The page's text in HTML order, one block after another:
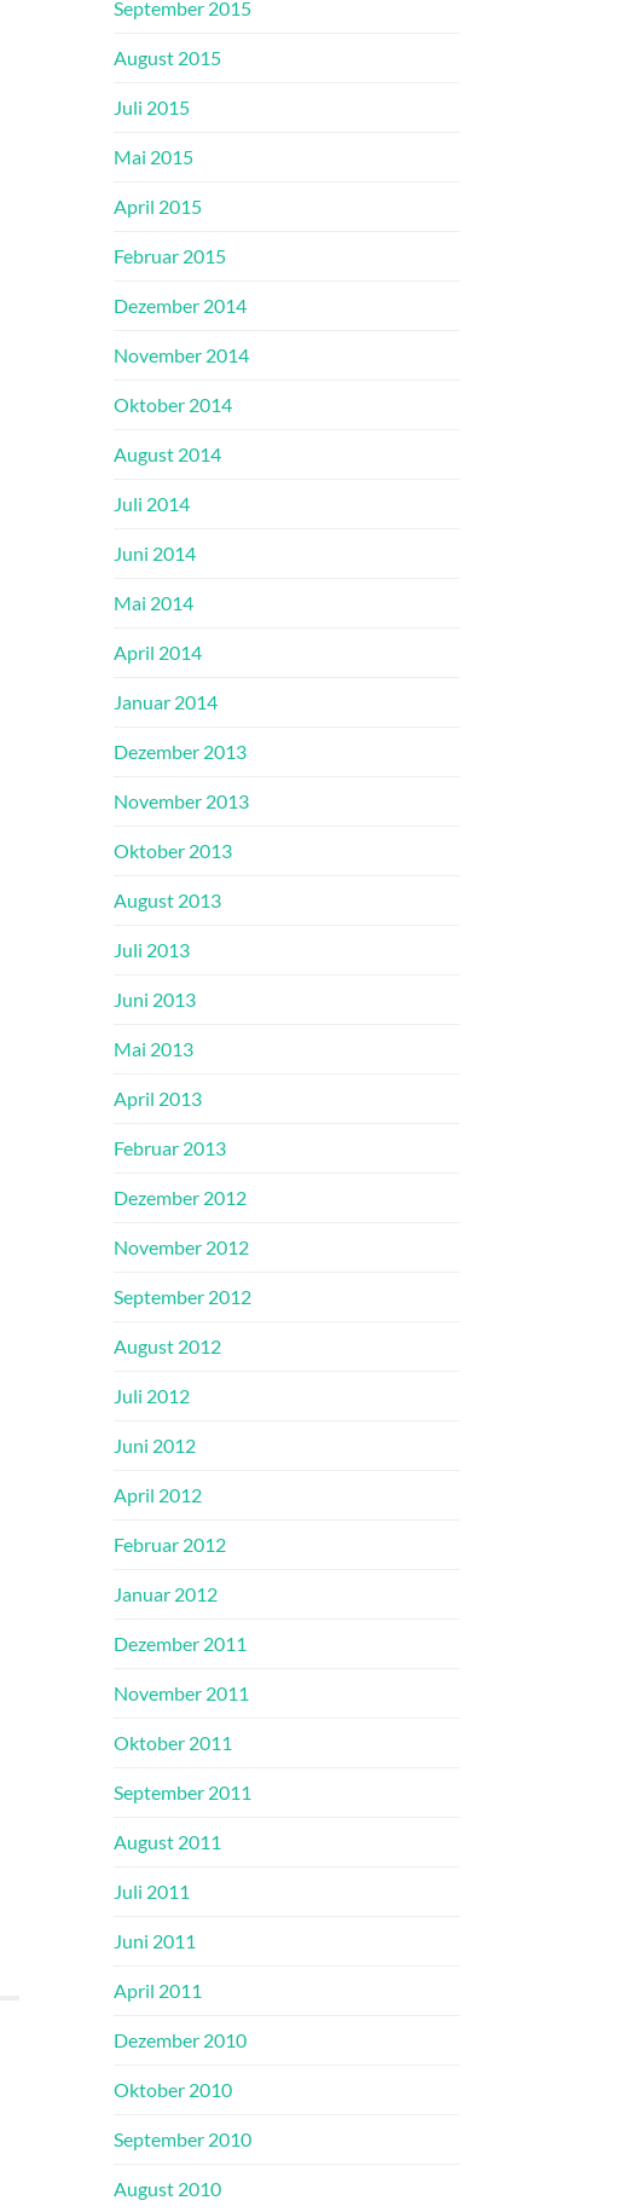
September 2015
August 2015
Juli 2015
Mai 2015
April 2015
Februar 2015
Dezember 2014
November 2014
Oktober 2014
August 2014
Juli 2014
Juni 2014
Mai 2014
April 2014
Januar 2014
Dezember 2013
November 2013
Oktober 2013
August 2013
Juli 2013
Juni 2013
Mai 2013
April 2013
Februar 2013
Dezember 2012
November 2012
September 2012
August 2012
Juli 2012
Juni 2012
April 2012
Februar 2012
Januar 2012
Dezember 2011
November 2011
Oktober 2011
September 2011
August 2011
Juli 2011
Juni 2011
April 2011
Dezember 2010
Oktober 2010
September 2010
August 2010